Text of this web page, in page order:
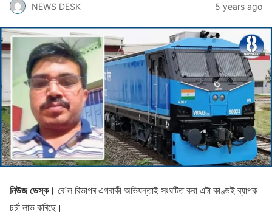
NEWS DESK 5 years ago
নিউজ ডেস্ক। ৰে’ল বিভাগৰ এগৰাকী অভিযন্তাই সংঘটিত কৰা এটা কাণ্ডই ব্যাপক
চৰ্চা লাভ কৰিছে।